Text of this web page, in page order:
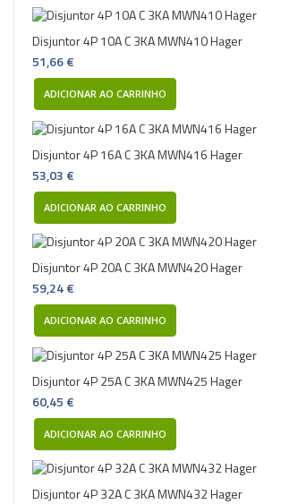
Disjuntor 4P 10A C 3KA MWN410 Hager
51,66 €
ADICIONAR AO CARRINHO
Disjuntor 4P 16A C 3KA MWN416 Hager
53,03 €
ADICIONAR AO CARRINHO
Disjuntor 4P 20A C 3KA MWN420 Hager
59,24 €
ADICIONAR AO CARRINHO
Disjuntor 4P 25A C 3KA MWN425 Hager
60,45 €
ADICIONAR AO CARRINHO
Disjuntor 4P 32A C 3KA MWN432 Hager